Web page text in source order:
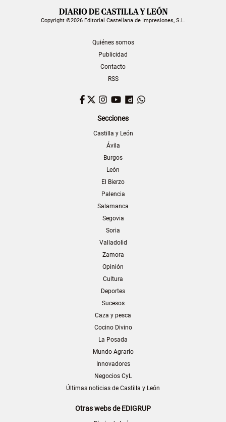
Copyright ©2026 Editorial Castellana de Impresiones, S.L.
Quiénes somos
Publicidad
Contacto
RSS
Facebook
TwitterInstagram
YouTubeDailymotion
Secciones
Castilla y León
Ávila
Burgos
León
El Bierzo
Palencia
Salamanca
Segovia
Soria
Valladolid
Zamora
Opinión
Cultura
Deportes
Sucesos
Caza y pesca
Cocino Divino
La Posada
Mundo Agrario
Innovadores
Negocios CyL
Últimas noticias de Castilla y León
Otras webs de EDIGRUP